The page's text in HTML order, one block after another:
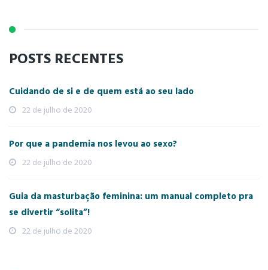
POSTS RECENTES
Cuidando de si e de quem está ao seu lado
22 de julho de 2020
Por que a pandemia nos levou ao sexo?
22 de julho de 2020
Guia da masturbação feminina: um manual completo pra
se divertir “solita”!
22 de julho de 2020